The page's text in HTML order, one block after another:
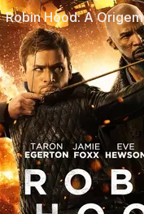
Robin Hood: A Origem